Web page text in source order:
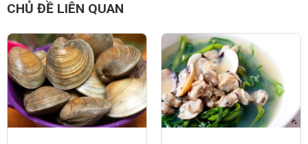
CHỦ ĐỀ LIÊN QUAN